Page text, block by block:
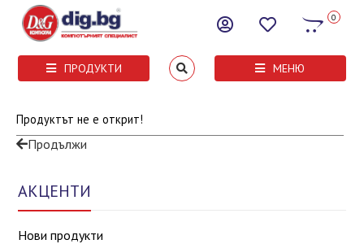
0
ПРОДУКТИ МЕНЮ
Продуктът не е открит!
Продължи
АКЦЕНТИ
Нови продукти